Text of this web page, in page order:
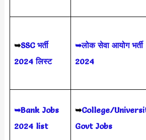
➥SSC भर्ती
2024 लिस्ट
➥लोक सेवा आयोग भर्ती
2024
➥Bank Jobs
2024 list
➥College/
Govt Jobs